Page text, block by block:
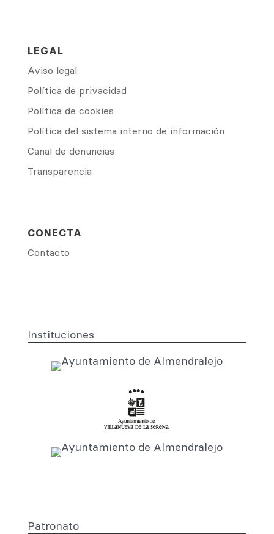
LEGAL
Aviso legal
Política de privacidad
Política de cookies
Política del sistema interno de información
Canal de denuncias
Transparencia
CONECTA
Contacto
Instituciones
Patronato